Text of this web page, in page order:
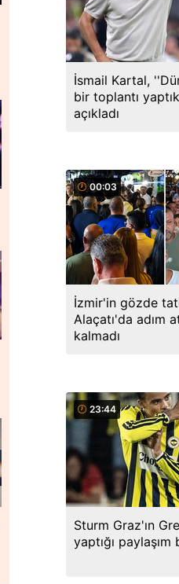
İsmail Kartal,
bir toplantı
açıkladı
00:03
İzmir'in gözde
Alaçatı'da adım
kalmadı
23:44
Sturm Graz'ın
yaptığı paylaşım